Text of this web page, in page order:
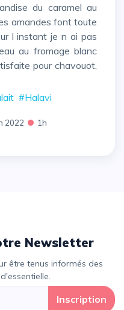
du caramel au
amandes font toute
l instant je n ai pas
au fromage blanc
pour chavouot,
#Halavi
2022 1h
Newsletter
Inscription